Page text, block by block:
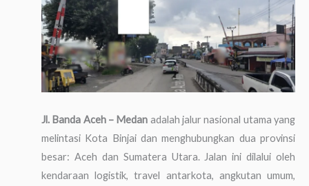
Jl. Banda Aceh – Medan adalah jalur nasional utama yang
melintasi Kota Binjai dan menghubungkan dua provinsi
besar: Aceh dan Sumatera Utara. Jalan ini dilalui oleh
kendaraan logistik, travel antarkota, angkutan umum,